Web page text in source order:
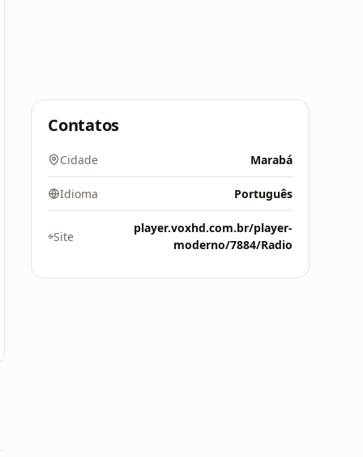
Contatos
Cidade Marabá
Idioma Português
Site
player.voxhd.com.br/player-
moderno/7884/Radio